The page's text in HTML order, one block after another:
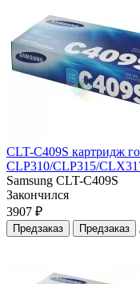
CLT-C409S картридж
CLP310/CLP315/
Samsung CLT-С409S
Закончился
3907 ₽
Предзаказ Предзаказ